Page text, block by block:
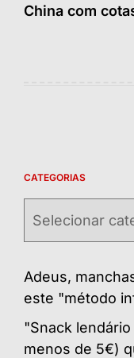
China com
CATEGORIAS
Adeus,
este "método
"Snack
menos de 5€)